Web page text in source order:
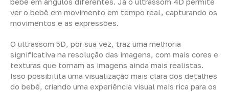
ver o bebê em movimento em tempo real, capturando os
movimentos e as expressões.
O ultrassom 5D, por sua vez, traz uma melhoria
significativa na resolução das imagens, com mais cores e
texturas que tornam as imagens ainda mais realistas.
Isso possibilita uma visualização mais clara dos detalhes
do bebê, criando uma experiência visual mais rica para os